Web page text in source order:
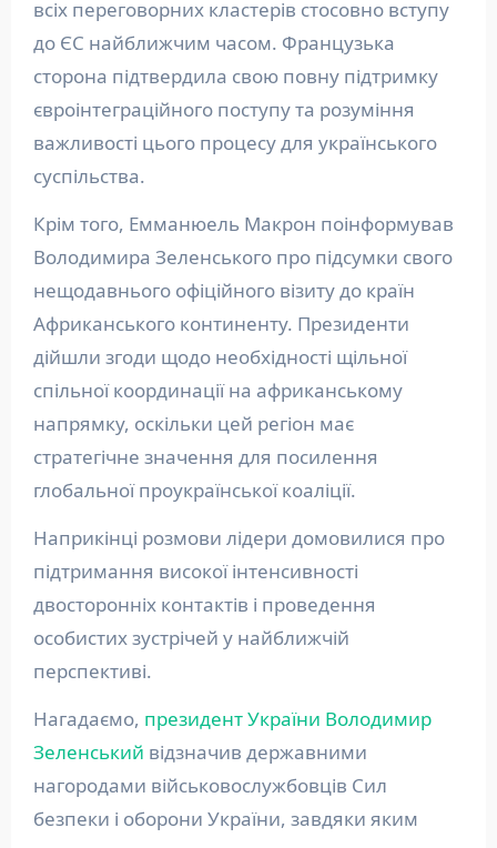
всіх переговорних кластерів стосовно вступу
до ЄС найближчим часом. Французька
сторона підтвердила свою повну підтримку
євроінтеграційного поступу та розуміння
важливості цього процесу для українського
суспільства.
Крім того, Емманюель Макрон поінформував
Володимира Зеленського про підсумки свого
нещодавнього офіційного візиту до країн
Африканського континенту. Президенти
дійшли згоди щодо необхідності щільної
спільної координації на африканському
напрямку, оскільки цей регіон має
стратегічне значення для посилення
глобальної проукраїнської коаліції.
Наприкінці розмови лідери домовилися про
підтримання високої інтенсивності
двосторонніх контактів і проведення
особистих зустрічей у найближчій
перспективі.
Нагадаємо, президент України Володимир
Зеленський відзначив державними
нагородами військовослужбовців Сил
безпеки і оборони України, завдяки яким